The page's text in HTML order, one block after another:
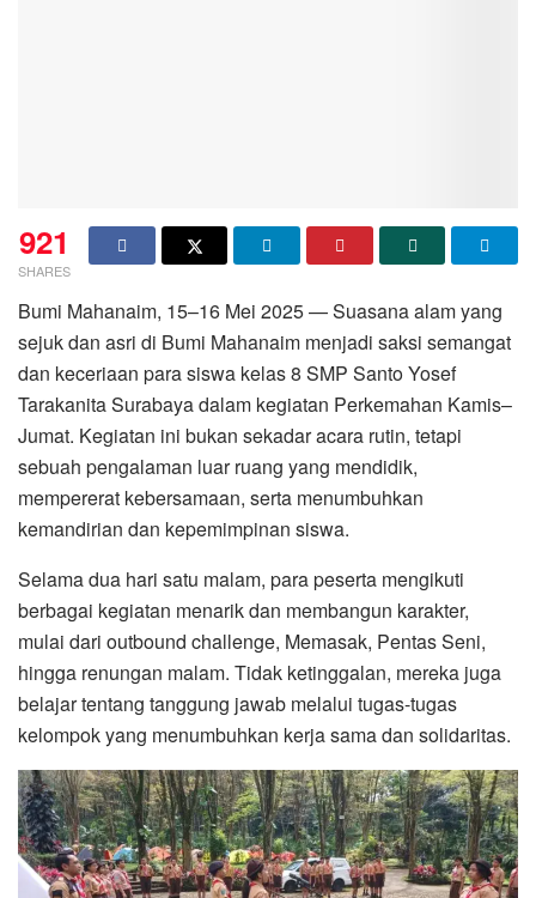
921
SHARES
Bumi Mahanaim, 15–16 Mei 2025 — Suasana alam yang
sejuk dan asri di Bumi Mahanaim menjadi saksi semangat
dan keceriaan para siswa kelas 8 SMP Santo Yosef
Tarakanita Surabaya dalam kegiatan Perkemahan Kamis–
Jumat. Kegiatan ini bukan sekadar acara rutin, tetapi
sebuah pengalaman luar ruang yang mendidik,
mempererat kebersamaan, serta menumbuhkan
kemandirian dan kepemimpinan siswa.
Selama dua hari satu malam, para peserta mengikuti
berbagai kegiatan menarik dan membangun karakter,
mulai dari outbound challenge, Memasak, Pentas Seni,
hingga renungan malam. Tidak ketinggalan, mereka juga
belajar tentang tanggung jawab melalui tugas-tugas
kelompok yang menumbuhkan kerja sama dan solidaritas.